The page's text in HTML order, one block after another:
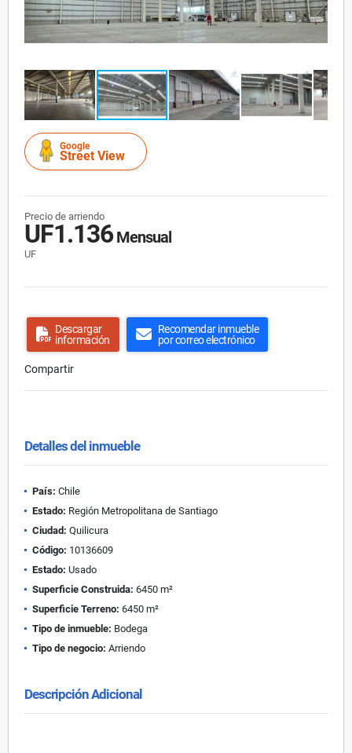
Google
Street View
Precio de arriendo
UF1.136Mensual
UF
Descargar
información
Recomendar inmueble
por correo electrónico
Compartir
Detalles del inmueble
País: Chile
Estado: Región Metropolitana de Santiago
Ciudad: Quilicura
Código: 10136609
Estado: Usado
Superficie Construida: 6450 m²
Superficie Terreno: 6450 m²
Tipo de inmueble: Bodega
Tipo de negocio: Arriendo
Descripción Adicional